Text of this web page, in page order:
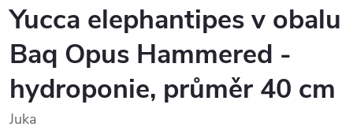
Yucca elephantipes v obalu
Baq Opus Hammered -
hydroponie, průměr 40 cm
Juka